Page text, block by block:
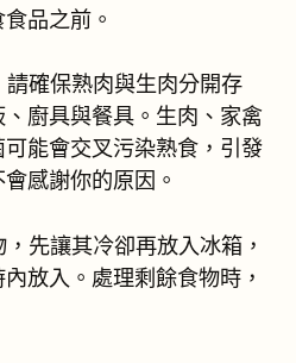
品之前。
確保熟肉與生肉分開存
廚具與餐具。生肉、家禽
能會交叉污染熟食，引發
感謝你的原因。
先讓其冷卻再放入冰箱，
放入。處理剩餘食物時，